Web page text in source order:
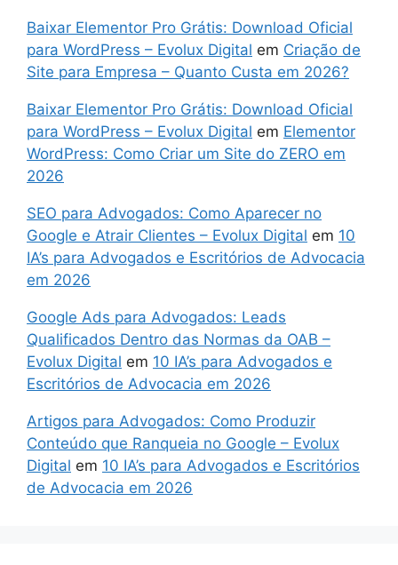
Baixar Elementor Pro Grátis: Download Oficial
para WordPress – Evolux Digital em Criação de
Site para Empresa – Quanto Custa em 2026?
Baixar Elementor Pro Grátis: Download Oficial
para WordPress – Evolux Digital em Elementor
WordPress: Como Criar um Site do ZERO em
2026
SEO para Advogados: Como Aparecer no
Google e Atrair Clientes – Evolux Digital em 10
IA’s para Advogados e Escritórios de Advocacia
em 2026
Google Ads para Advogados: Leads
Qualificados Dentro das Normas da OAB –
Evolux Digital em 10 IA’s para Advogados e
Escritórios de Advocacia em 2026
Artigos para Advogados: Como Produzir
Conteúdo que Ranqueia no Google – Evolux
Digital em 10 IA’s para Advogados e Escritórios
de Advocacia em 2026